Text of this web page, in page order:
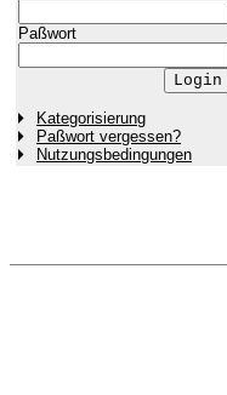
Paßwort
Kategorisierung
Paßwort vergessen?
Nutzungsbedingungen